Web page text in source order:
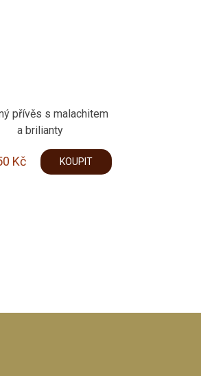
přívěs s malachitem
a brilianty
Kč KOUPIT